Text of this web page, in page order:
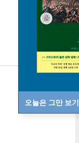
오늘은 그만 보기